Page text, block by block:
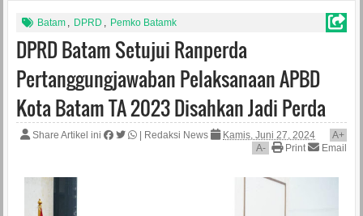
Batam , DPRD , Pemko Batamk
DPRD Batam Setujui Ranperda
Pertanggungjawaban Pelaksanaan APBD
Kota Batam TA 2023 Disahkan Jadi Perda
Share Artikel ini Redaksi News Kamis, Juni 27, 2024 A+
A- Print Email